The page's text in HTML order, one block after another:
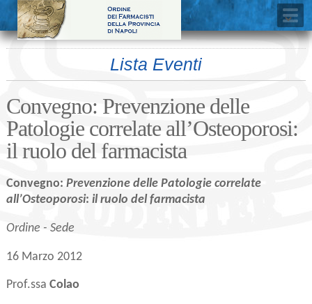
Lista Eventi
Convegno: Prevenzione delle
Patologie correlate all’Osteoporosi:
il ruolo del farmacista
Convegno: Prevenzione delle Patologie correlate
all’Osteoporosi: il ruolo del farmacista
Ordine - Sede
16 Marzo 2012
Prof.ssa Colao